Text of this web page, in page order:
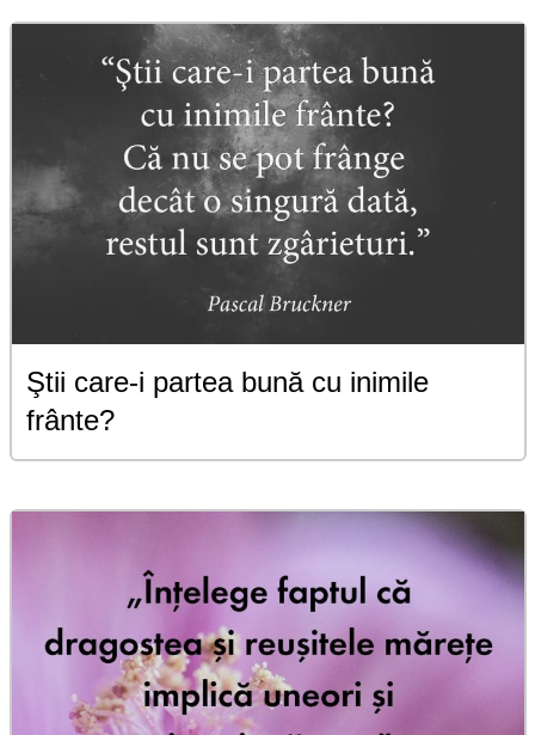
Ştii care-i partea bună cu inimile
frânte?